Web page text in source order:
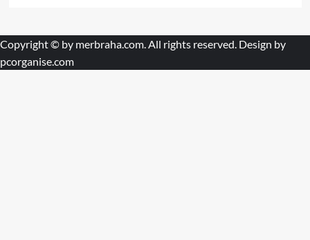
Copyright © by merbraha.com. All rights reserved. Design by
pcorganise.com